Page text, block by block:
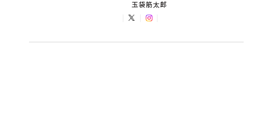
玉袋筋太郎